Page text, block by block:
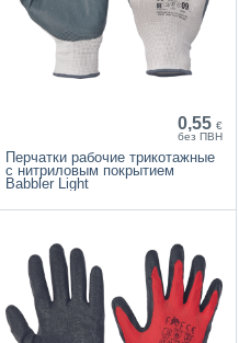
0,55 €
без ПВН
Перчатки рабочие трикотажные
с нитриловым покрытием
Babbler Light